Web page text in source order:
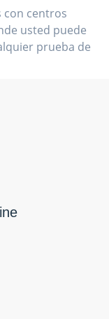
con centros
usted puede
prueba de